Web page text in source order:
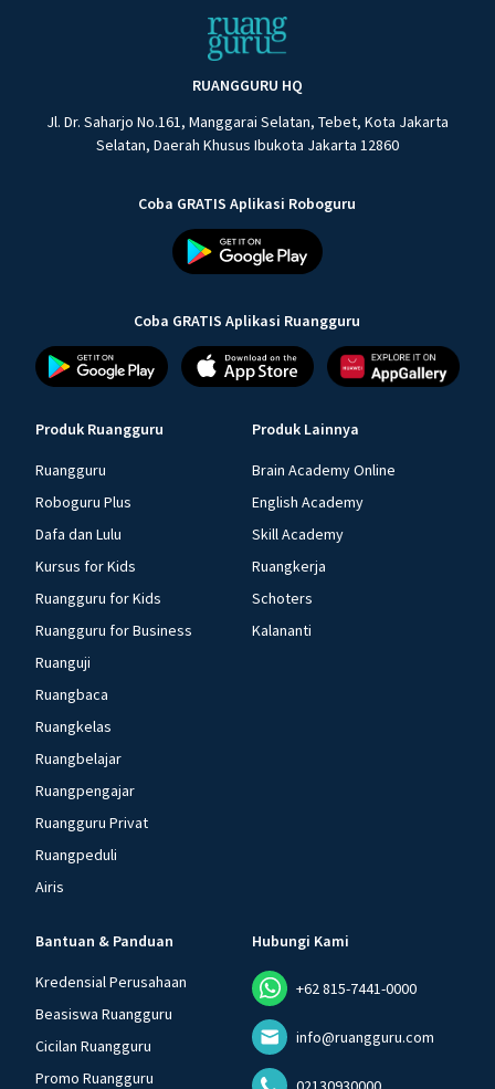
RUANGGURU HQ
Jl. Dr. Saharjo No.161, Manggarai Selatan, Tebet, Kota Jakarta
Selatan, Daerah Khusus Ibukota Jakarta 12860
Coba GRATIS Aplikasi Roboguru
Coba GRATIS Aplikasi Ruangguru
Produk Ruangguru
Ruangguru
Roboguru Plus
Dafa dan Lulu
Kursus for Kids
Ruangguru for Kids
Ruangguru for Business
Ruanguji
Ruangbaca
Ruangkelas
Ruangbelajar
Ruangpengajar
Ruangguru Privat
Ruangpeduli
Airis
Produk Lainnya
Brain Academy Online
English Academy
Skill Academy
Ruangkerja
Schoters
Kalananti
Bantuan & Panduan
Kredensial Perusahaan
Beasiswa Ruangguru
Cicilan Ruangguru
Promo Ruangguru
Hubungi Kami
+62 815-7441-0000
info@ruangguru.com